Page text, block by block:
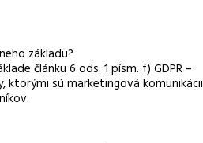
základu?
článku 6 ods. 1 písm. f) GDPR –
ktorými sú marketingová komunikácii